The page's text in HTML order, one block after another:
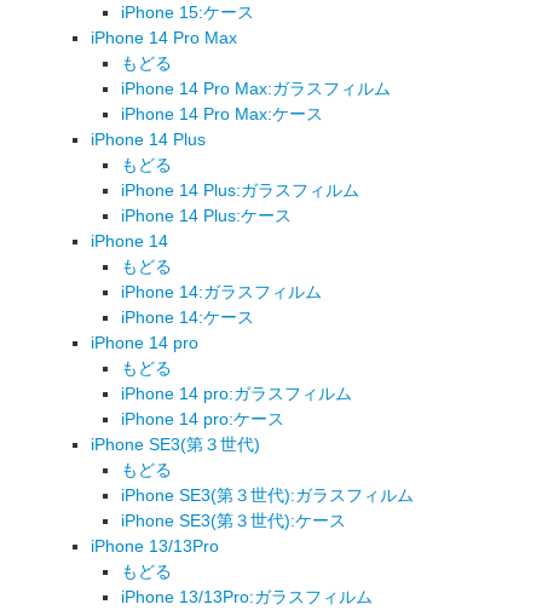
iPhone 15:ケース
iPhone 14 Pro Max
もどる
iPhone 14 Pro Max:ガラスフィルム
iPhone 14 Pro Max:ケース
iPhone 14 Plus
もどる
iPhone 14 Plus:ガラスフィルム
iPhone 14 Plus:ケース
iPhone 14
もどる
iPhone 14:ガラスフィルム
iPhone 14:ケース
iPhone 14 pro
もどる
iPhone 14 pro:ガラスフィルム
iPhone 14 pro:ケース
iPhone SE3(第３世代)
もどる
iPhone SE3(第３世代):ガラスフィルム
iPhone SE3(第３世代):ケース
iPhone 13/13Pro
もどる
iPhone 13/13Pro:ガラスフィルム